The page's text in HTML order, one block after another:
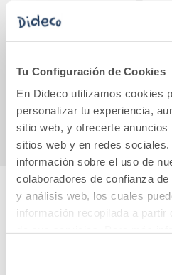
Tu Configuración de Cookies
En Dideco utilizamos cookies
personalizar tu experiencia,
sitio web, y ofrecerte anuncios
sitios web y en redes
información sobre el uso de
colaboradores de confianza
y análisis web, los cuales
información recopilada a partir
UN EWOK EN EL
JARDÍN
13,50€
Comprar
Cuéntanos
¡Sé el primero en